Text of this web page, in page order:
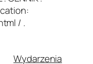
/ .
Wydarzenia